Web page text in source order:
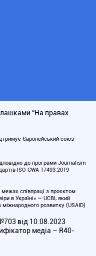
“На правах
Європейський союз
до програми Journalism
ISO CWA 17493:2019
співпраці з проєктом
в Україні» — UCBI, який
розвитку (USAID)
від 10.08.2023
медіа – R40-